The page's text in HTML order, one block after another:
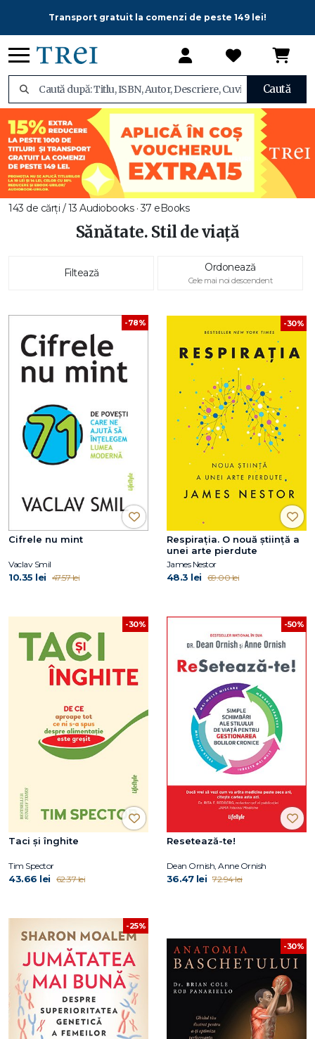
Transport gratuit la comenzi de peste 149 lei!
Caută
143 de cărți / 13 Audiobooks · 37 eBooks
Sănătate. Stil de viață
Filtează Ordonează
Cele mai noi descendent
-78%
Cifrele nu mint
Vaclav Smil
10.35 lei 47.57 lei
-30%
Respirația. O nouă știință a
unei arte pierdute
James Nestor
48.3 lei 69.00 lei
-30%
Taci și înghite
Tim Spector
43.66 lei 62.37 lei
-50%
Resetează-te!
Dean Ornish, Anne Ornish
36.47 lei 72.94 lei
-25%
-30%